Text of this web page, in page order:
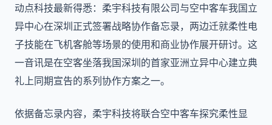
动点科技最新得悉：柔宇科技有限公司与空中客车我国立
异中心在深圳正式签署战略协作备忘录，两边迁就柔性电
子技能在飞机客舱等场景的使用和商业协作展开研讨。这
一音讯是在空客坐落我国深圳的首家亚洲立异中心建立典
礼上同期宣告的系列协作方案之一。
依据备忘录内容，柔宇科技将联合空中客车探究柔性显